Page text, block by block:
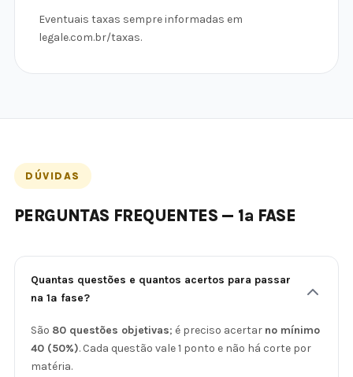
Eventuais taxas sempre informadas em
legale.com.br/taxas.
DÚVIDAS
PERGUNTAS FREQUENTES — 1ª FASE
Quantas questões e quantos acertos para passar
na 1ª fase?
São 80 questões objetivas; é preciso acertar no mínimo
40 (50%). Cada questão vale 1 ponto e não há corte por
matéria.